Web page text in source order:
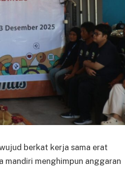
berkat kerja sama erat
mandiri menghimpun anggaran